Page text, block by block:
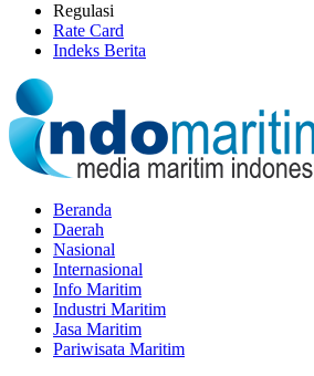
Regulasi
Rate Card
Indeks Berita
Beranda
Daerah
Nasional
Internasional
Info Maritim
Industri Maritim
Jasa Maritim
Pariwisata Maritim